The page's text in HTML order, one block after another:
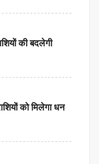
की बदलेगी
को मिलेगा धन